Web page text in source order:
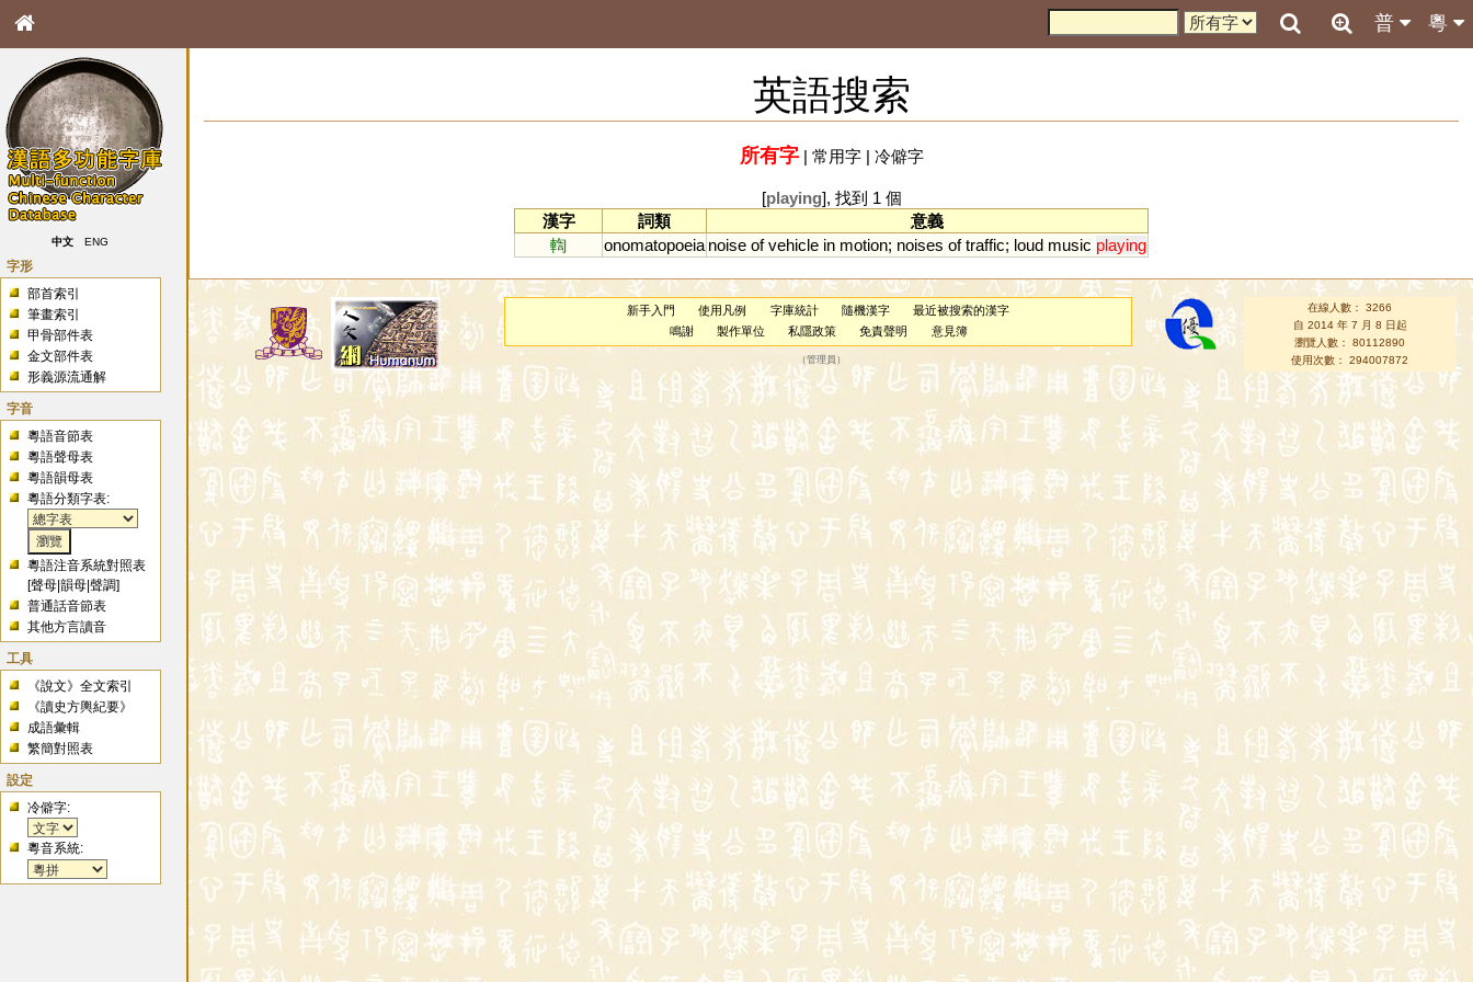
粵
普
中文 ENG
字形
部首索引
筆畫索引
甲骨部件表
金文部件表
形義源流通解
字音
粵語音節表
粵語聲母表
粵語韻母表
粵語分類字表:
粵語注音系統對照表
[聲母 |韻母 |聲調]
普通話音節表
其他方言讀音
工具
《說文》全文索引
《讀史方輿紀要》
成語彙輯
繁簡對照表
設定
冷僻字:
粵音系統:
英語搜索
所有字| 常用字| 冷僻字
[playing], 找到 1 個
漢字
詞類
意義
輷
onomatopoeia noise of vehicle in motion; noises of traffic; loud music playing
新手入門 使用凡例 字庫統計 隨機漢字
最近被搜索的漢字
鳴謝
製作單位 私隱政策 免責聲明 意見簿
（管理員 ）
在線人數： 3266
自 2014 年 7 月 8 日起
瀏覽人數： 80112890
使用次數： 294007872